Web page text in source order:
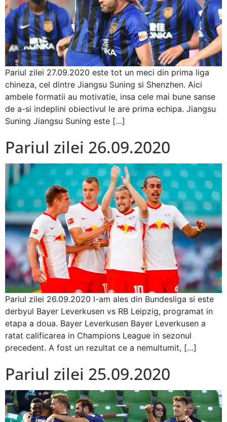
Pariul zilei 27.09.2020 este tot un meci din prima liga
chineza, cel dintre Jiangsu Suning si Shenzhen. Aici
ambele formatii au motivatie, insa cele mai bune sanse
de a-si indeplini obiectivul le are prima echipa. Jiangsu
Suning Jiangsu Suning este […]
Pariul zilei 26.09.2020
Pariul zilei 26.09.2020 l-am ales din Bundesliga si este
derbyul Bayer Leverkusen vs RB Leipzig, programat in
etapa a doua. Bayer Leverkusen Bayer Leverkusen a
ratat calificarea in Champions League in sezonul
precedent. A fost un rezultat ce a nemultumit, […]
Pariul zilei 25.09.2020